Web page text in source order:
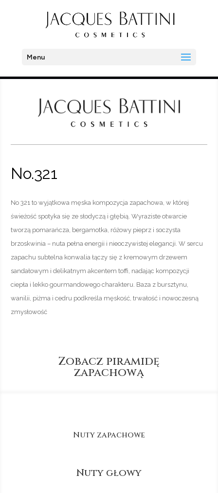
Menu
No.321
No 321 to wyjątkowa męska kompozycja zapachowa, w której
świeżość spotyka się ze słodyczą i głębią. Wyraziste otwarcie
tworzą pomarańcza, bergamotka, różowy pieprz i soczysta
brzoskwinia – nuta pełna energii i nieoczywistej elegancji. W sercu
zapachu subtelna konwalia łączy się z kremowym drzewem
sandałowym i delikatnym akcentem toffi, nadając kompozycji
ciepła i lekko gourmandowego charakteru. Baza z bursztynu,
wanilii, piżma i cedru podkreśla męskość, trwałość i nowoczesną
zmysłowość
Zobacz piramidę
zapachową
Nuty zapachowe
Nuty głowy